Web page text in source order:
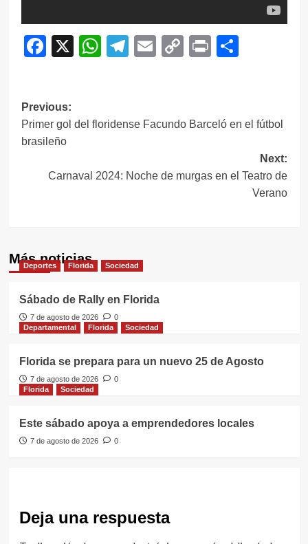
Facebook
X WhatsApp
Telegram
EmailCopy
Print
Navegación
de
Previous:
Primer gol del floridense Facundo Barceló en el fútbol
brasileño
Next:
Carnaval 2024: Noche de murgas en el Teatro de
Verano
Más noticias
Deportes Florida Sociedad
Sábado de Rally en Florida
7 de agosto de 2026
0
Departamental
Florida Sociedad
Florida se prepara para un nuevo 25 de Agosto
7 de agosto de 2026
0
Florida
Sociedad
Este sábado apoya a emprendedores locales
7 de agosto de 2026 0
Deja una respuesta